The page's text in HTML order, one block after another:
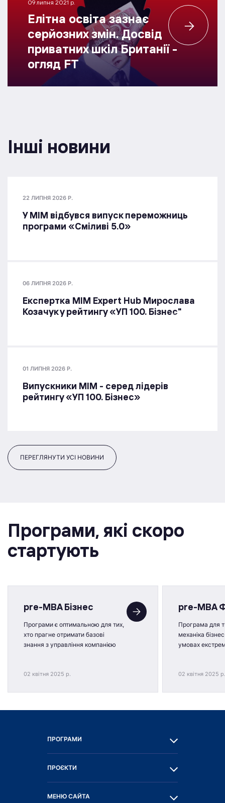
09 липня 2021 р.
Елітна освіта зазнає
серйозних змін. Досвід
приватних шкіл Британії -
огляд FT
Інші новини
22 ЛИПНЯ 2026 Р.
У МІМ відбувся випуск переможниць
програми «Сміливі 5.0»
06 ЛИПНЯ 2026 Р.
Експертка MIM Expert Hub Мирослава
Козачук у рейтингу «УП 100. Бізнес"
01 ЛИПНЯ 2026 Р.
Випускники МІМ - серед лідерів
рейтингу «УП 100. Бізнес»
ПЕРЕГЛЯНУТИ УСІ НОВИНИ
Програми, якi скоро
стартують
pre-MBA Бізнес
Програми є оптимальною для тих,
хто прагне отримати базові
знання з управління компанією
02 квітня 2025 р.
pre-MBA
Програма для
механіка
умовах
02 квітня 2025 р.
ПРОГРАМИ
ПРОЄКТИ
МЕНЮ САЙТА